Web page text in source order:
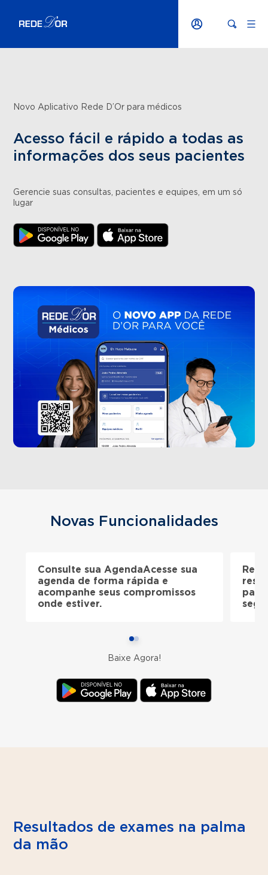
Novo Aplicativo Rede D’Or para médicos
Acesso fácil e rápido a todas as
informações dos seus pacientes
Gerencie suas consultas, pacientes e equipes, em um só
lugar
Novas Funcionalidades
Consulte sua AgendaAcesse sua
agenda de forma rápida e
acompanhe seus compromissos
onde estiver.
Baixe Agora!
Resultados de exames na palma
da mão